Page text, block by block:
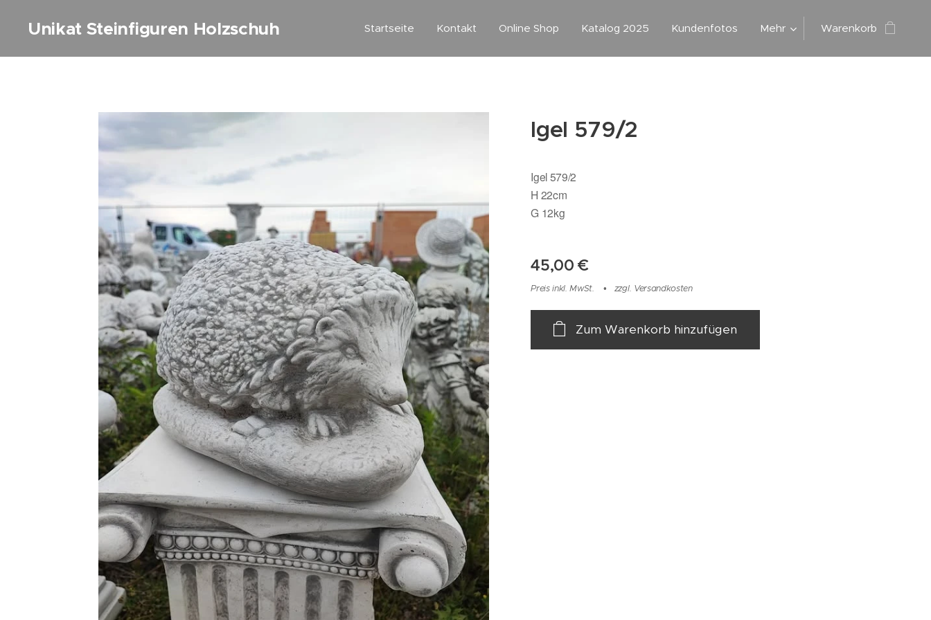
Unikat Steinfiguren Holzschuh Startseite Kontakt Online Shop Katalog 2025 Kundenfotos Mehr Warenkorb
Igel 579/2
Igel 579/2
H 22cm
G 12kg
45,00 €
Preis inkl. MwSt. zzgl. Versandkosten
Zum Warenkorb hinzufügen